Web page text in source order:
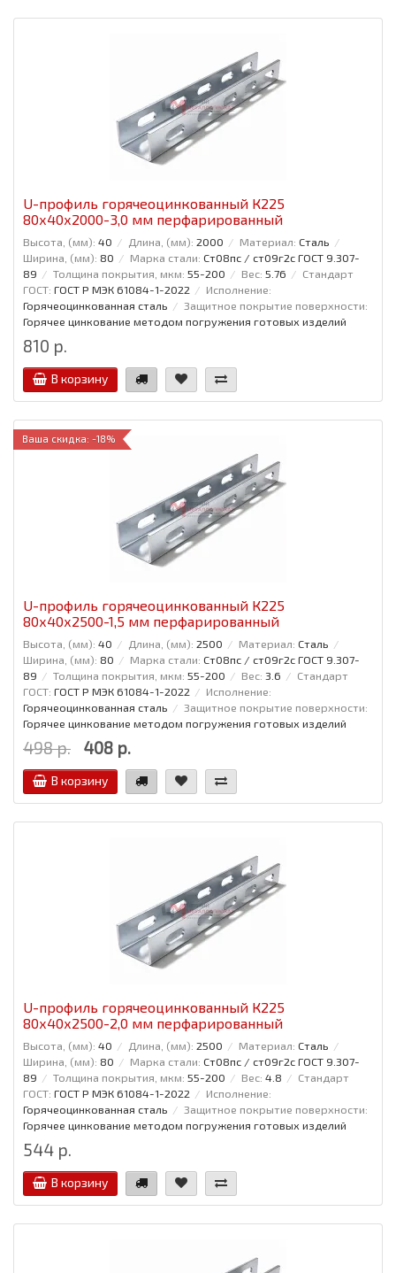
U-профиль горячеоцинкованный К225
80x40x2000-3,0 мм перфарированный
Высота, (мм): 40 Длина, (мм): 2000 Материал: Сталь
Ширина, (мм): 80 Марка стали: Ст08пс / ст09г2с ГОСТ 9.307-
89
Толщина покрытия, мкм: 55-200 Вес: 5.76
Стандарт
ГОСТ: ГОСТ Р МЭК 61084-1-2022
Исполнение:
Горячеоцинкованная сталь
Защитное покрытие поверхности:
Горячее цинкование методом погружения готовых изделий
810 р.
В корзину
Ваша скидка: -18%
U-профиль горячеоцинкованный К225
80x40x2500-1,5 мм перфарированный
Высота, (мм): 40 Длина, (мм): 2500 Материал: Сталь
Ширина, (мм): 80 Марка стали: Ст08пс / ст09г2с ГОСТ 9.307-
89
Толщина покрытия, мкм: 55-200 Вес: 3.6
Стандарт
ГОСТ: ГОСТ Р МЭК 61084-1-2022
Исполнение:
Горячеоцинкованная сталь
Защитное покрытие поверхности:
Горячее цинкование методом погружения готовых изделий
498 р. 408 р.
В корзину
U-профиль горячеоцинкованный К225
80x40x2500-2,0 мм перфарированный
Высота, (мм): 40 Длина, (мм): 2500 Материал: Сталь
Ширина, (мм): 80 Марка стали: Ст08пс / ст09г2с ГОСТ 9.307-
89
Толщина покрытия, мкм: 55-200 Вес: 4.8
Стандарт
ГОСТ: ГОСТ Р МЭК 61084-1-2022
Исполнение:
Горячеоцинкованная сталь
Защитное покрытие поверхности:
Горячее цинкование методом погружения готовых изделий
544 р.
В корзину